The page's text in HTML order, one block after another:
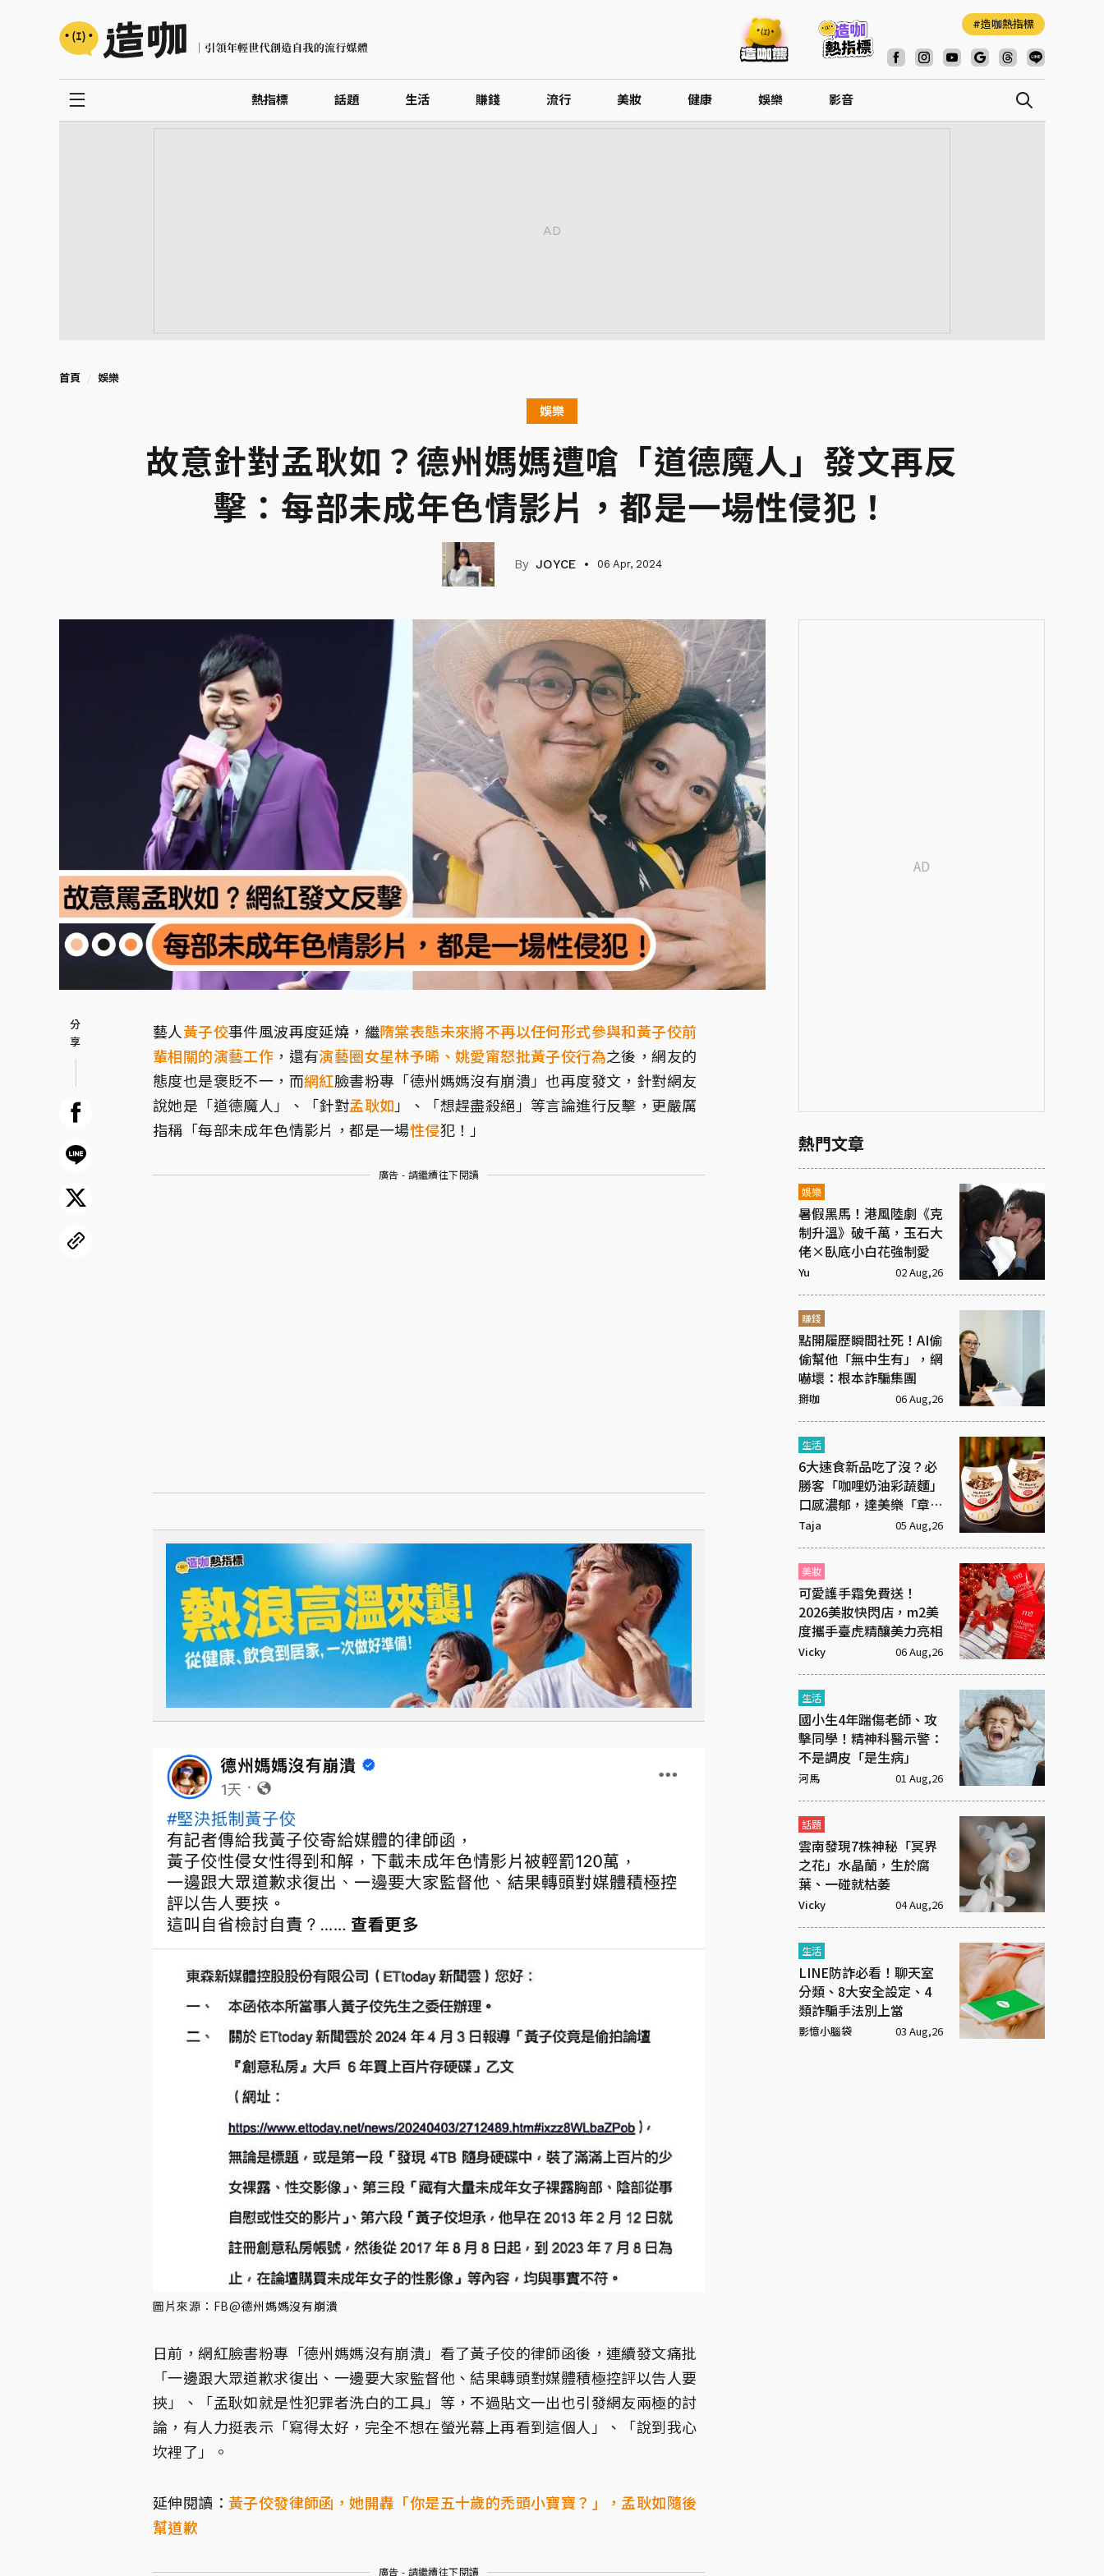
造咖熱指標
熱指標 話題 生活 賺錢 流行 美妝 健康 娛樂 影音
首頁 娛樂
娛樂
故意針對孟耿如？德州媽媽遭嗆「道德魔人」發文再反
擊：每部未成年色情影片，都是一場性侵犯！
JOYCE 06 Apr, 2024
藝人黃子佼事件風波再度延燒，繼隋棠表態未來將不再以任何形式參與和黃子佼前
輩相關的演藝工作 ，還有演藝圈女星林予晞、姚愛甯怒批黃子佼行為之後，網友的
態度也是褒貶不一，而網紅臉書粉專「德州媽媽沒有崩潰」也再度發文，針對網友
說她是「道德魔人」、「針對孟耿如 」、「想趕盡殺絕」等言論進行反擊，更嚴厲
指稱「每部未成年色情影片，都是一場性侵犯！」
廣告 - 請繼續往下閱讀
圖片來源：FB@德州媽媽沒有崩潰
日前，網紅臉書粉專「德州媽媽沒有崩潰」看了黃子佼的律師函後，連續發文痛批
「一邊跟大眾道歉求復出、一邊要大家監督他、結果轉頭對媒體積極控評以告人要
挾」、「孟耿如就是性犯罪者洗白的工具」等，不過貼文一出也引發網友兩極的討
論，有人力挺表示「寫得太好，完全不想在螢光幕上再看到這個人」、「說到我心
坎裡了」。
延伸閱讀： 黃子佼發律師函，她開轟「你是五十歲的禿頭小寶寶？」，孟耿如隨後
幫道歉
廣告 - 請繼續往下閱讀
熱門文章
娛樂
暑假黑馬！港風陸劇《克
制升溫》破千萬，玉石大
佬×臥底小白花強制愛
Yu 02 Aug,26
賺錢
點開履歷瞬間社死！AI偷
偷幫他「無中生有」，網
嚇壞：根本詐騙集團
掰咖 06 Aug,26
生活
6大速食新品吃了沒？必
勝客「咖哩奶油彩蔬麵」
口感濃郁，達美樂「章魚
燒披薩」社群新寵
Taja 05 Aug,26
美妝
可愛護手霜免費送！
2026美妝快閃店，m2美
度攜手臺虎精釀美力亮相
Vicky 06 Aug,26
生活
國小生4年踹傷老師、攻
擊同學！精神科醫示警：
不是調皮「是生病」
河馬 01 Aug,26
話題
雲南發現7株神秘「冥界
之花」水晶蘭，生於腐
葉、一碰就枯萎
Vicky 04 Aug,26
生活
LINE防詐必看！聊天室
分類、8大安全設定、4
類詐騙手法別上當
影憶小腦袋 03 Aug,26